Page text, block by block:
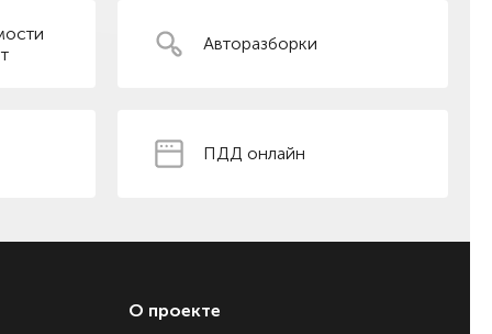
Авторазборки
ПДД онлайн
О проекте